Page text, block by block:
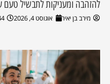
להזהבה ומעניקות לתבשיל טעם
מירב בן יאיר אוגוסט 4, 2026